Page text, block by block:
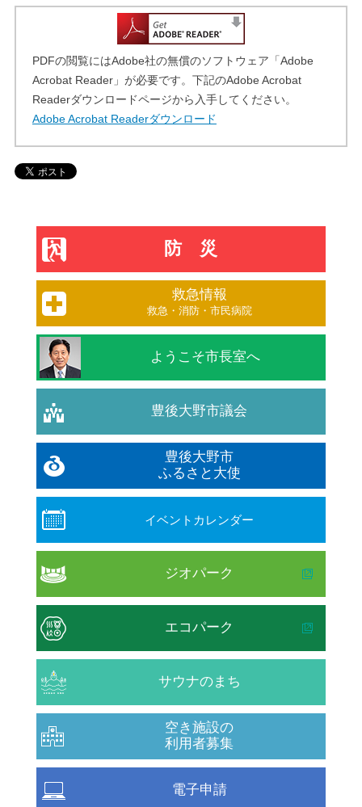
PDFの閲覧にはAdobe社の無償のソフトウェア「Adobe
Acrobat Reader」が必要です。下記のAdobe Acrobat
Readerダウンロードページから入手してください。
Adobe Acrobat Readerダウンロード
防災
救急情報
救急・消防・市民病院
ようこそ市長室へ
豊後大野市議会
豊後大野市
ふるさと大使
イベントカレンダー
ジオパーク
エコパーク
サウナのまち
空き施設の
利用者募集
電子申請